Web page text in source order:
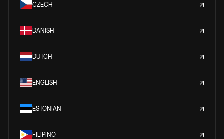
CZECH
DANISH
DUTCH
ENGLISH
ESTONIAN
FILIPINO